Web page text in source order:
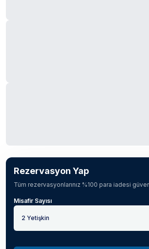
Rezervasyon Yap
Tüm rezervasyonlarınız %100 para iadesi
Misafir Sayısı
2 Yetişkin